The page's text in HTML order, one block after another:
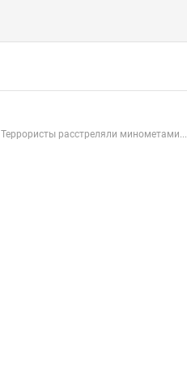
Террористы расстреляли минометами...